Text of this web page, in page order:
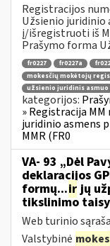
Registracijos
Užsienio juridinio
į/išregistruoti iš
Prašymo forma
fr0227 fr0227a
mokesčių mokėtojų
užsienio juridinis asmuo
kategorijos:
» Registracija
juridinio asmens
MMR (FR0
VA- 93 „Dėl
deklaracijos
formų...irjų
tikslinimo
Web turinio
Valstybinė